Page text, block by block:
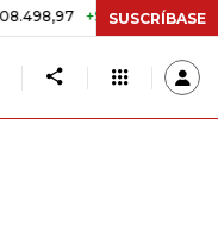
+$ 8.753,81 +2,19%
SUSCRÍBASE